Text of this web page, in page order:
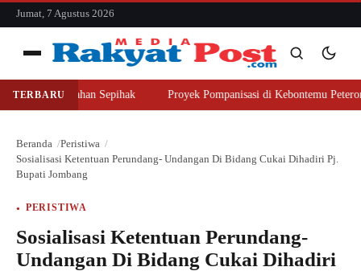
konten
Jumat, 7 Agustus 2026
Menu
Cari
Cari
TERBARU
Beli Lahan Sepihak Proyek Pompanisasi di Kebontemu Peterongan
Beranda
Peristiwa
Sosialisasi Ketentuan Perundang- Undangan Di Bidang Cukai Dihadiri Pj.
Bupati Jombang
PERISTIWA
Sosialisasi Ketentuan Perundang-
Undangan Di Bidang Cukai Dihadiri